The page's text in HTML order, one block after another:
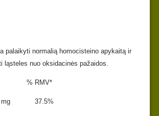
palaikyti normalią homocisteino apykaitą ir
ląsteles nuo oksidacinės pažaidos.
37.5%